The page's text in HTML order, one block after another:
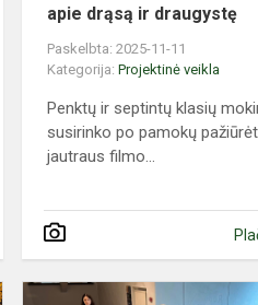
apie drąsą ir draugystę
Paskelbta: 2025-11-11
Kategorija:Projektinė veikla
Penktų ir septintų klasių
susirinko po pamokų
jautraus filmo...
Penktokų